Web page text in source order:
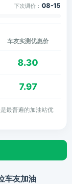
下次调价： 08-15
车友实测优惠价
8.30
7.97
最普遍的加油站优
车友加油